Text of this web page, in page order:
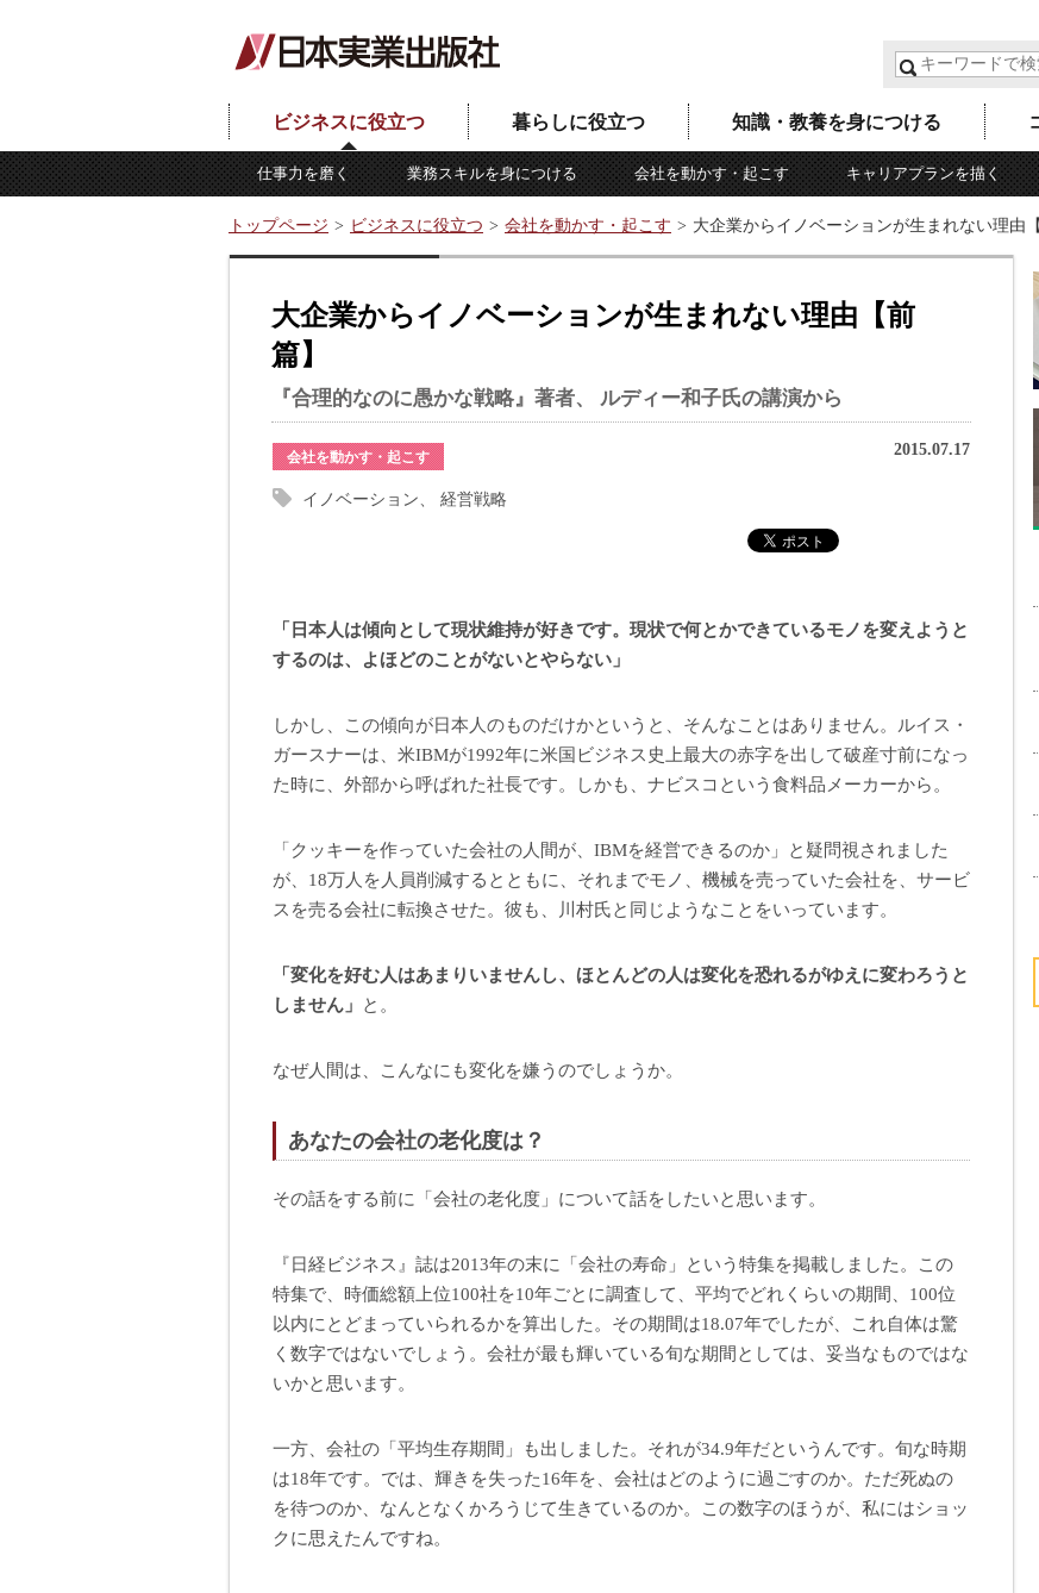
ビジネスに役立つ
仕事力を磨く 業務スキルを身につける 会社を動かす・起こす キャリアプランを描く
暮らしに役立つ 知識・教養を身につける
トップページ ビジネスに役立つ 会社を動かす・起こす 大企業からイノベーションが生まれない理由【
大企業からイノベーションが生まれない理由【前
篇】
『合理的なのに愚かな戦略』著者、 ルディー和子氏の講演から
会社を動かす・起こす
イノベーション 経営戦略
2015.07.17
「日本人は傾向として現状維持が好きです。現状で何とかできているモノを変えようと
するのは、よほどのことがないとやらない」
しかし、この傾向が日本人のものだけかというと、そんなことはありません。ルイス・
ガースナーは、米IBMが1992年に米国ビジネス史上最大の赤字を出して破産寸前になっ
た時に、外部から呼ばれた社長です。しかも、ナビスコという食料品メーカーから。
「クッキーを作っていた会社の人間が、IBMを経営できるのか」と疑問視されました
が、18万人を人員削減するとともに、それまでモノ、機械を売っていた会社を、サービ
スを売る会社に転換させた。彼も、川村氏と同じようなことをいっています。
「変化を好む人はあまりいませんし、ほとんどの人は変化を恐れるがゆえに変わろうと
しません」
と。
なぜ人間は、こんなにも変化を嫌うのでしょうか。
あなたの会社の老化度は？
その話をする前に「会社の老化度」について話をしたいと思います。
『日経ビジネス』誌は2013年の末に「会社の寿命」という特集を掲載しました。この
特集で、時価総額上位100社を10年ごとに調査して、平均でどれくらいの期間、100位
以内にとどまっていられるかを算出した。その期間は18.07年でしたが、これ自体は驚
く数字ではないでしょう。会社が最も輝いている旬な期間としては、妥当なものではな
いかと思います。
一方、会社の「平均生存期間」も出しました。それが34.9年だというんです。旬な時期
は18年です。では、輝きを失った16年を、会社はどのように過ごすのか。ただ死ぬの
を待つのか、なんとなくかろうじて生きているのか。この数字のほうが、私にはショッ
クに思えたんですね。